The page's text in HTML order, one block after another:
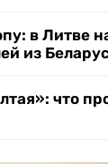
в Литве
из
что